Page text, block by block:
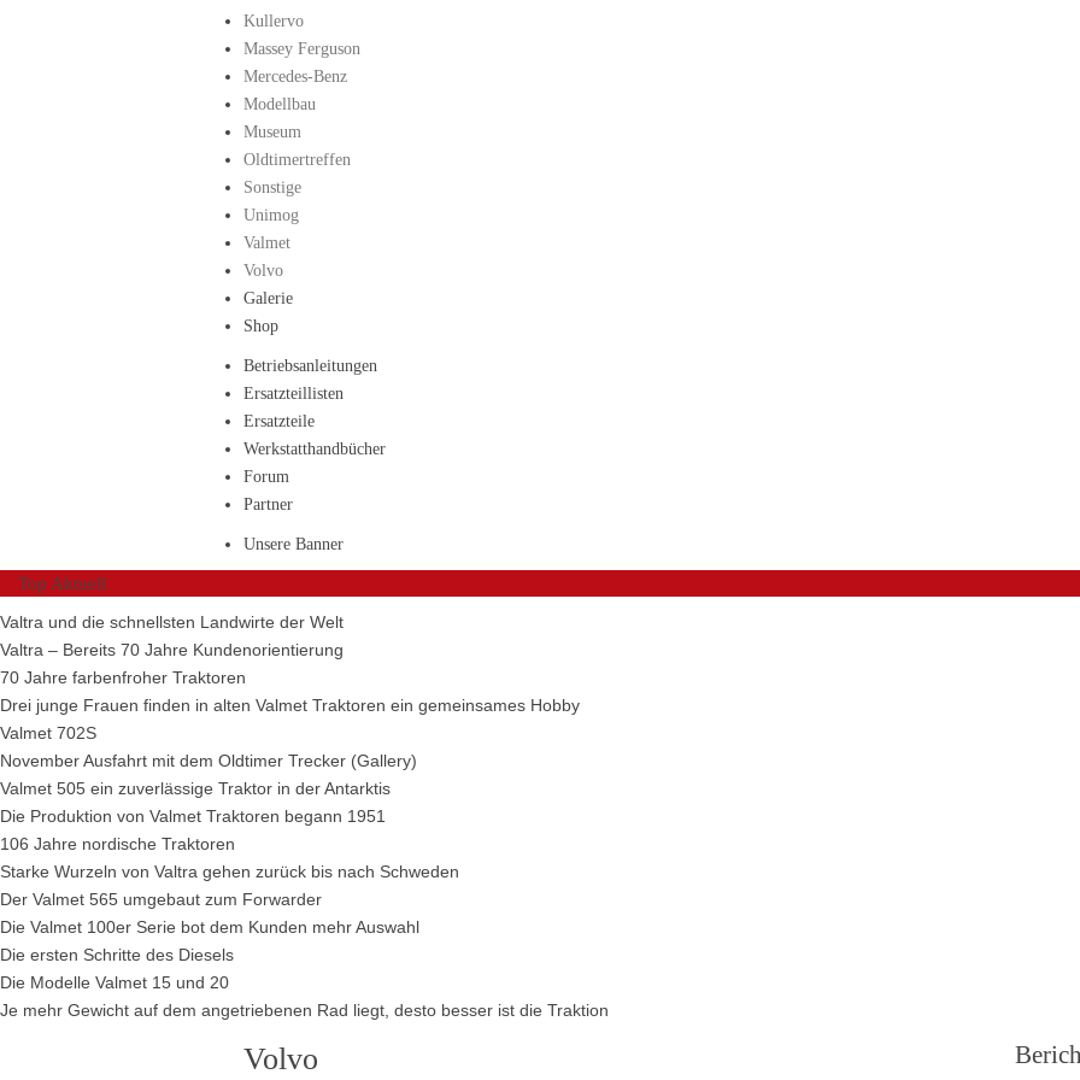
Kullervo
Massey Ferguson
Mercedes-Benz
Modellbau
Museum
Oldtimertreffen
Sonstige
Unimog
Valmet
Volvo
Galerie
Shop
Betriebsanleitungen
Ersatzteillisten
Ersatzteile
Werkstatthandbücher
Forum
Partner
Unsere Banner
Top Aktuell
Valtra und die schnellsten Landwirte der Welt
Valtra – Bereits 70 Jahre Kundenorientierung
70 Jahre farbenfroher Traktoren
Drei junge Frauen finden in alten Valmet Traktoren ein gemeinsames Hobby
Valmet 702S
November Ausfahrt mit dem Oldtimer Trecker (Gallery)
Valmet 505 ein zuverlässige Traktor in der Antarktis
Die Produktion von Valmet Traktoren begann 1951
106 Jahre nordische Traktoren
Starke Wurzeln von Valtra gehen zurück bis nach Schweden
Der Valmet 565 umgebaut zum Forwarder
Die Valmet 100er Serie bot dem Kunden mehr Auswahl
Die ersten Schritte des Diesels
Die Modelle Valmet 15 und 20
Je mehr Gewicht auf dem angetriebenen Rad liegt, desto besser ist die Traktion
Volvo